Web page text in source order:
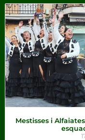
Mestisses i